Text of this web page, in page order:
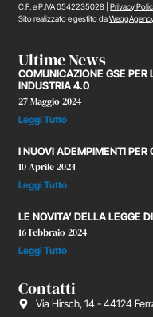
C.F. e P.IVA 0542235028 |Privacy
Sito realizzato e gestito da
Ultime News
COMUNICAZIONE GSE PER
INDUSTRIA 4.0
27 Maggio 2024
Leggi Tutto
I NUOVI ADEMPIMENTI PER
10 Aprile 2024
Leggi Tutto
LE NOVITA’ DELLA LEGGE
16 Febbraio 2024
Leggi Tutto
Contatti
Via Hirsch, 14 - 44124